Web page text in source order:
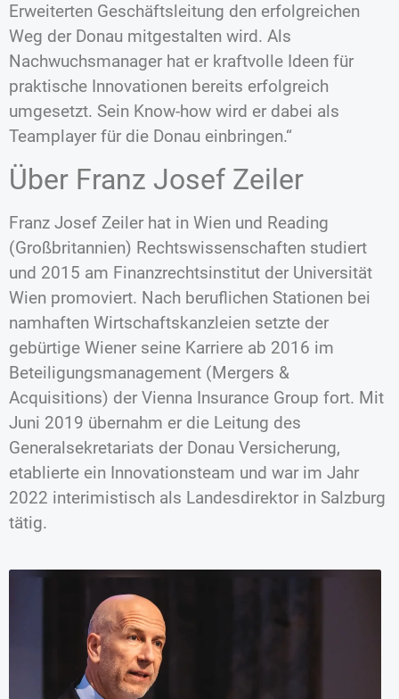
Erweiterten Geschäftsleitung den erfolgreichen
Weg der Donau mitgestalten wird. Als
Nachwuchsmanager hat er kraftvolle Ideen für
praktische Innovationen bereits erfolgreich
umgesetzt. Sein Know-how wird er dabei als
Teamplayer für die Donau einbringen.“
Über Franz Josef Zeiler
Franz Josef Zeiler hat in Wien und Reading
(Großbritannien) Rechtswissenschaften studiert
und 2015 am Finanzrechtsinstitut der Universität
Wien promoviert. Nach beruflichen Stationen bei
namhaften Wirtschaftskanzleien setzte der
gebürtige Wiener seine Karriere ab 2016 im
Beteiligungsmanagement (Mergers &
Acquisitions) der Vienna Insurance Group fort. Mit
Juni 2019 übernahm er die Leitung des
Generalsekretariats der Donau Versicherung,
etablierte ein Innovationsteam und war im Jahr
2022 interimistisch als Landesdirektor in Salzburg
tätig.